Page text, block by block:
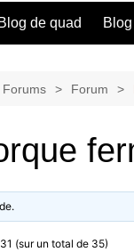
Blog de quad
Forums Forum
(sur un total de 35)